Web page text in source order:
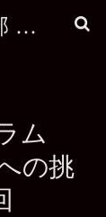
法政大学デザイン工学部 建築学科
ム
の挑